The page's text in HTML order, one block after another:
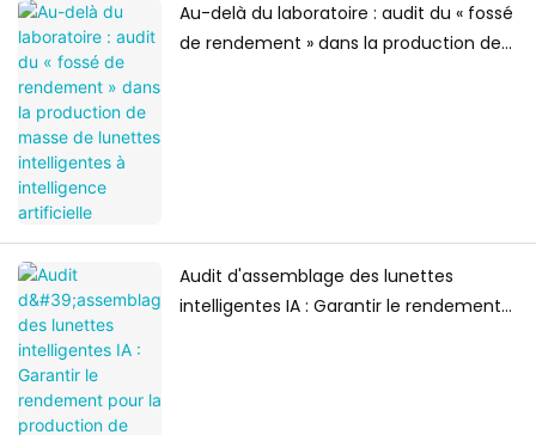
Au-delà du laboratoire : audit du « fossé
de rendement » dans la production de
Audit d'assemblage des lunettes
intelligentes IA : Garantir le rendement